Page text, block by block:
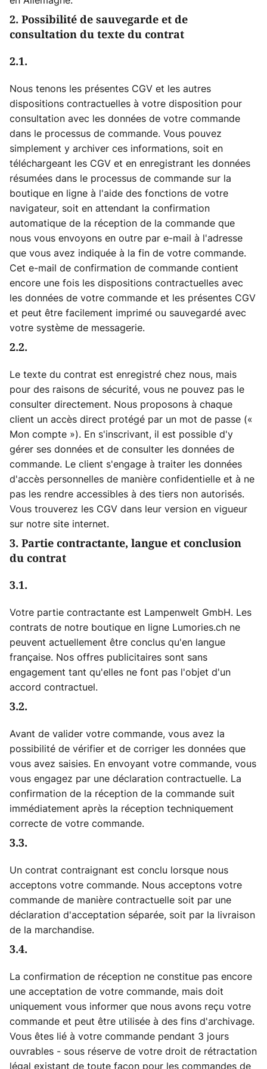
2. Possibilité de sauvegarde et de
consultation du texte du contrat
2.1.
Nous tenons les présentes CGV et les autres
dispositions contractuelles à votre disposition pour
consultation avec les données de votre commande
dans le processus de commande. Vous pouvez
simplement y archiver ces informations, soit en
téléchargeant les CGV et en enregistrant les données
résumées dans le processus de commande sur la
boutique en ligne à l'aide des fonctions de votre
navigateur, soit en attendant la confirmation
automatique de la réception de la commande que
nous vous envoyons en outre par e-mail à l'adresse
que vous avez indiquée à la fin de votre commande.
Cet e-mail de confirmation de commande contient
encore une fois les dispositions contractuelles avec
les données de votre commande et les présentes CGV
et peut être facilement imprimé ou sauvegardé avec
votre système de messagerie.
2.2.
Le texte du contrat est enregistré chez nous, mais
pour des raisons de sécurité, vous ne pouvez pas le
consulter directement. Nous proposons à chaque
client un accès direct protégé par un mot de passe («
Mon compte »). En s'inscrivant, il est possible d'y
gérer ses données et de consulter les données de
commande. Le client s'engage à traiter les données
d'accès personnelles de manière confidentielle et à ne
pas les rendre accessibles à des tiers non autorisés.
Vous trouverez les CGV dans leur version en vigueur
sur notre site internet.
3. Partie contractante, langue et conclusion
du contrat
3.1.
Votre partie contractante est Lampenwelt GmbH. Les
contrats de notre boutique en ligne Lumories.ch ne
peuvent actuellement être conclus qu'en langue
française. Nos offres publicitaires sont sans
engagement tant qu'elles ne font pas l'objet d'un
accord contractuel.
3.2.
Avant de valider votre commande, vous avez la
possibilité de vérifier et de corriger les données que
vous avez saisies. En envoyant votre commande, vous
vous engagez par une déclaration contractuelle. La
confirmation de la réception de la commande suit
immédiatement après la réception techniquement
correcte de votre commande.
3.3.
Un contrat contraignant est conclu lorsque nous
acceptons votre commande. Nous acceptons votre
commande de manière contractuelle soit par une
déclaration d'acceptation séparée, soit par la livraison
de la marchandise.
3.4.
La confirmation de réception ne constitue pas encore
une acceptation de votre commande, mais doit
uniquement vous informer que nous avons reçu votre
commande et peut être utilisée à des fins d'archivage.
Vous êtes lié à votre commande pendant 3 jours
ouvrables - sous réserve de votre droit de rétractation
légal existant de toute façon pour les commandes de